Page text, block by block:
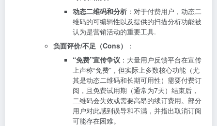
动态二维码和分析 ：对于付费用户，动态二
维码的可编辑性以及提供的扫描分析功能被
认为是营销活动的重要工具.
负面评价/不足（Cons）
：
“免费”宣传争议 ：大量用户反馈平台在宣传
上声称“免费”，但实际上多数核心功能（尤
其是动态二维码和长期可用性）需要付费订
阅，且免费试用期（通常为7天）结束后，
二维码会失效或需要高昂的续订费用。部分
用户对此感到误导和不满，并指出取消订阅
可能存在困难。